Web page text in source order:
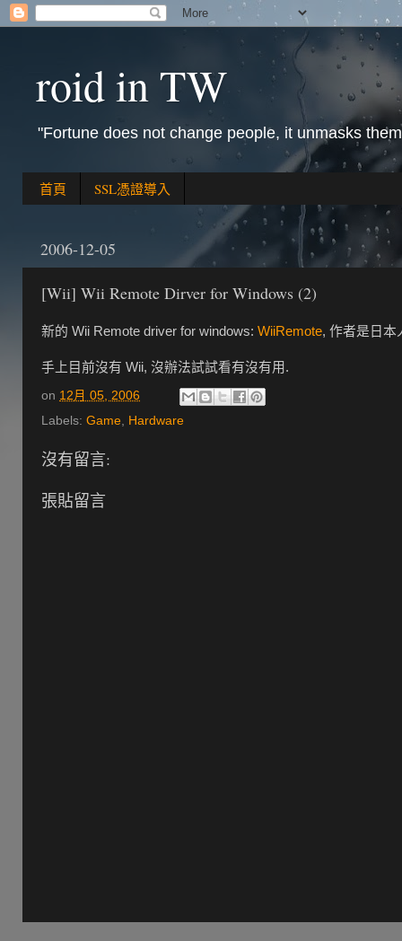
roid in TW
"Fortune does not change people, it unmasks
首頁 SSL憑證導入
2006-12-05
[Wii] Wii Remote Dirver for Windows (2)
新的 Wii Remote driver for windows: WiiRemote, 作者是日本
手上目前沒有 Wii, 沒辦法試試看有沒有用.
on 12月 05, 2006
Labels: Game, Hardware
沒有留言:
張貼留言